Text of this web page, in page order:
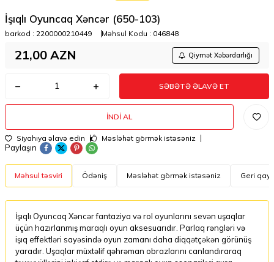
İşıqlı Oyuncaq Xəncər (650-103)
barkod : 2200000210449 Məhsul Kodu : 046848
21,00 AZN Qiymət Xəbərdarlığı
SƏBƏTƏ ƏLAVƏ ET
İNDI AL
Siyahıya əlavə edin Məsləhət görmək istəsəniz
Paylaşın
Məhsul təsviri Ödəniş Məsləhət görmək istəsəniz Geri
İşıqlı Oyuncaq Xəncər fantaziya və rol oyunlarını sevən uşaqlar
üçün hazırlanmış maraqlı oyun aksesuarıdır. Parlaq rəngləri və
işıq effektləri sayəsində oyun zamanı daha diqqətçəkən görünüş
yaradır. Uşaqlar müxtəlif qəhrəman obrazlarını canlandıraraq